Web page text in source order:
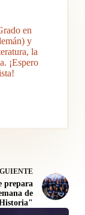
en
y
la
¡Espero
prepara
de